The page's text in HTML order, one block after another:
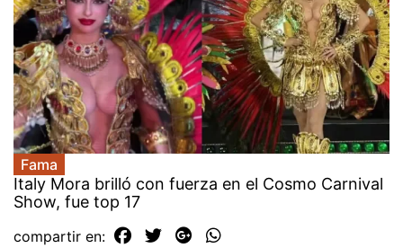
Fama
Italy Mora brilló con fuerza en el Cosmo Carnival
Show, fue top 17
compartir en: